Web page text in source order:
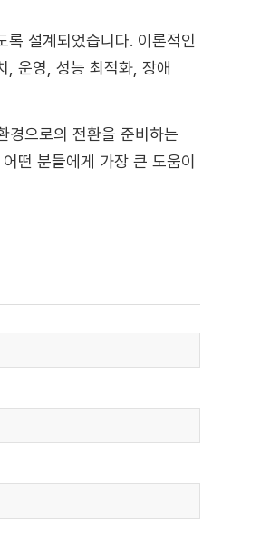
설계되었습니다. 이론적인
, 운영, 성능 최적화, 장애
경으로의 전환을 준비하는
떤 분들에게 가장 큰 도움이